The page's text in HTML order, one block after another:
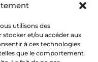
utilisons des
stocker et/ou accéder aux
à ces technologies
que le comportement